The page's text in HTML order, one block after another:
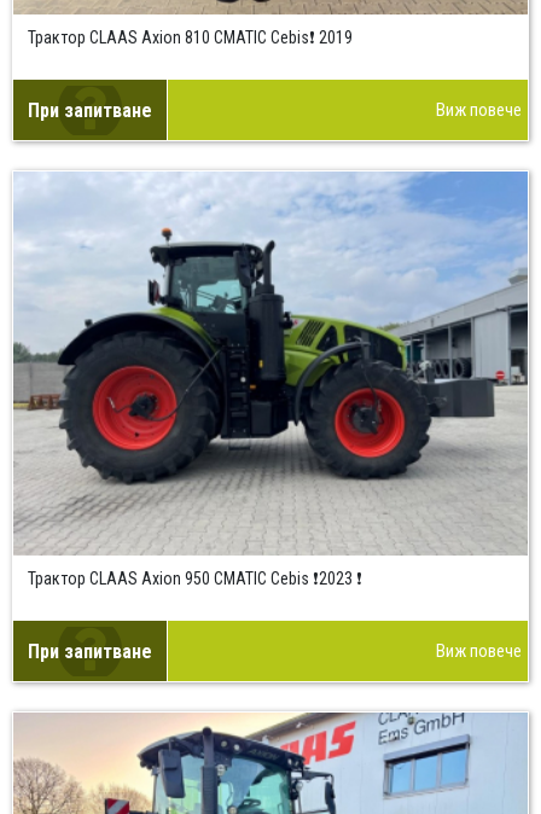
Трактор CLAAS Axion 810 CMATIC Cebis❗ 2019
При запитване Виж повече
Трактор CLAAS Axion 950 CMATIC Cebis ❗2023 ❗
При запитване Виж повече